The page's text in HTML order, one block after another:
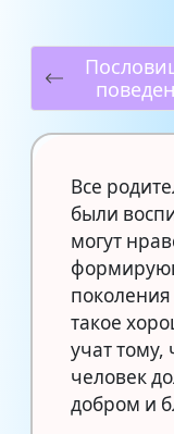
Все
были
могут
такое
учат тому,
человек
добром и